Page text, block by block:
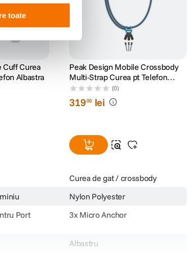
toate
Cuff Curea
Albastra
Peak Design Mobile Crossbody
Multi-Strap Curea pt Telefon
Albastra
(0)
31900 lei
Curea de gat / crossbody
Nylon Polyester
Port
3x Micro Anchor
Albastru